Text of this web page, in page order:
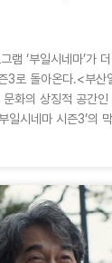
램 ‘부일시네마’가
3로 돌아온다.<부산
화의 상징적 공간인
일시네마 시즌3’의